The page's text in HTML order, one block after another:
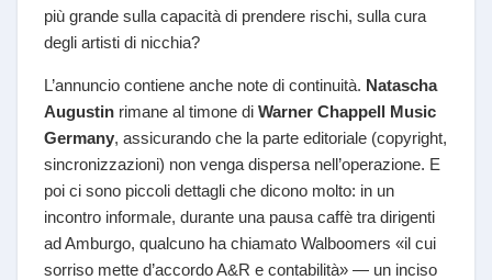
più grande sulla capacità di prendere rischi, sulla cura
degli artisti di nicchia?
L’annuncio contiene anche note di continuità. Natascha
Augustin rimane al timone di Warner Chappell Music
Germany, assicurando che la parte editoriale (copyright,
sincronizzazioni) non venga dispersa nell’operazione. E
poi ci sono piccoli dettagli che dicono molto: in un
incontro informale, durante una pausa caffè tra dirigenti
ad Amburgo, qualcuno ha chiamato Walboomers «il cui
sorriso mette d’accordo A&R e contabilità» — un inciso